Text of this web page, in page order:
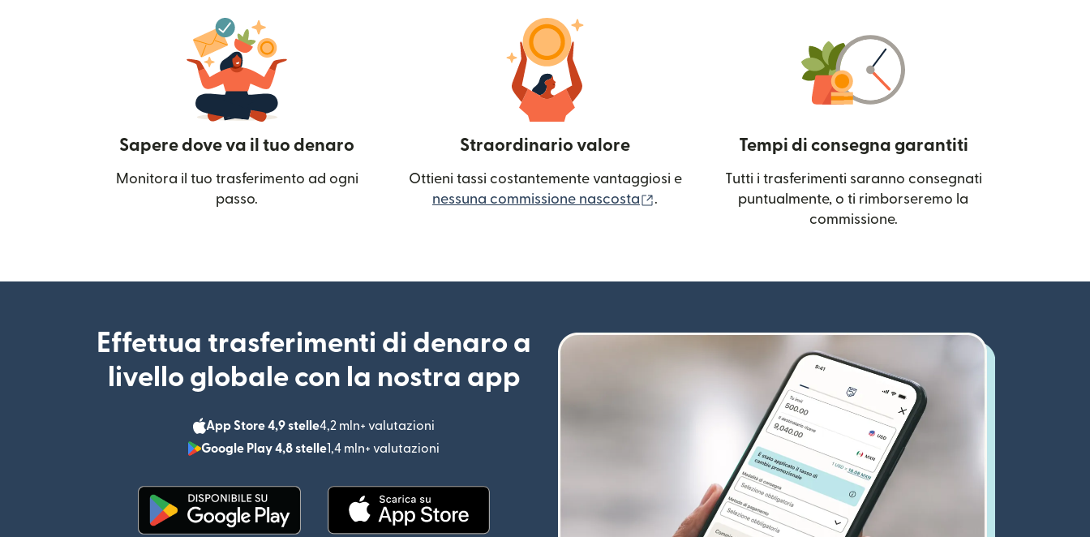
Sapere dove va il tuo denaro
Monitora il tuo trasferimento ad ogni
passo.
Straordinario valore
Ottieni tassi costantemente vantaggiosi e
nessuna commissione nascosta
(si apre in una nuova finestra)
.
Tempi di consegna garantiti
Tutti i trasferimenti saranno consegnati
puntualmente, o ti rimborseremo la
commissione.
Effettua trasferimenti di denaro a
livello globale con la nostra app
App Store 4,9 stelle4,2 mln+ valutazioni
Google Play 4,8 stelle1,4 mln+ valutazioni